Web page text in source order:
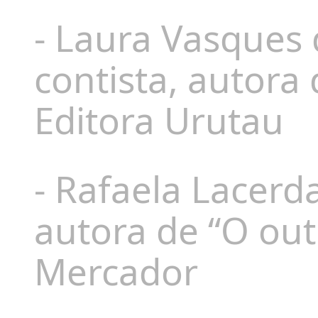
- Laura
contista, autora
Editora Urutau
- Rafaela
autora de “O
Mercador